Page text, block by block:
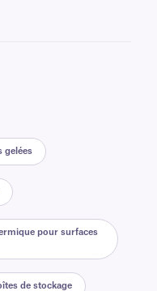
gelées
pour surfaces
de stockage